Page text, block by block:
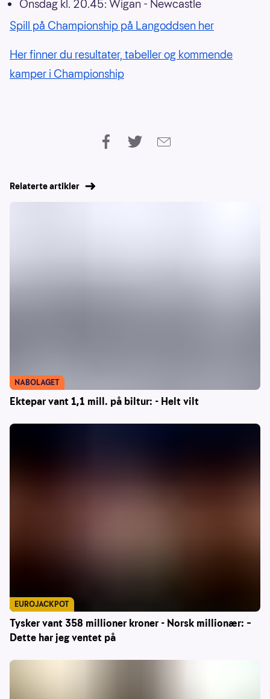
Onsdag kl. 20.45: Wigan - Newcastle
Spill på Championship på Langoddsen her
Her finner du resultater, tabeller og kommende
kamper i Championship
Relaterte artikler
Ektepar vant 1,1 mill. på biltur: - Helt vilt
NABOLAGET
Tysker vant 358 millioner kroner - Norsk millionær: –
Dette har jeg ventet på
EUROJACKPOT